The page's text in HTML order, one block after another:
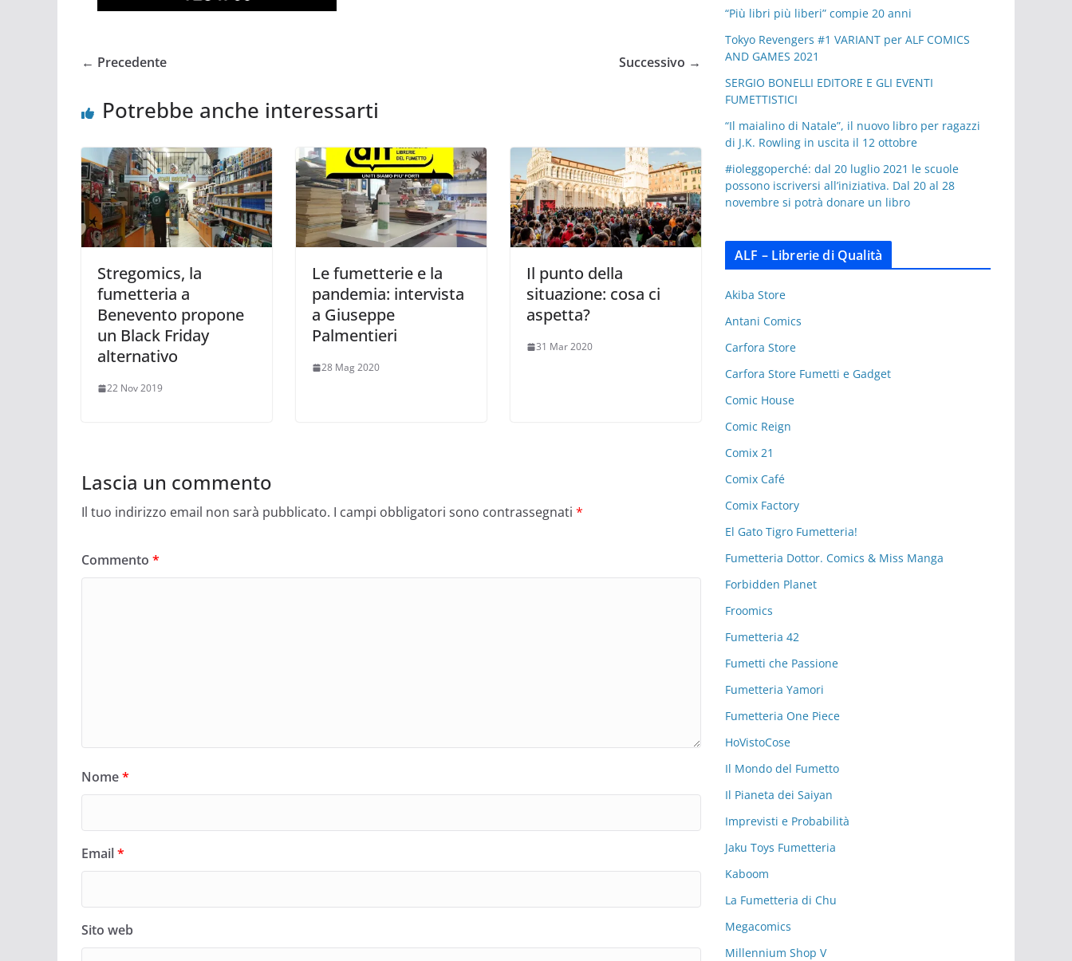
← Precedente Successivo →
Potrebbe anche interessarti
Stregomics, la
fumetteria a
Benevento propone
un Black Friday
alternativo
22 Nov 2019
Le fumetterie e la
pandemia: intervista
a Giuseppe
Palmentieri
28 Mag 2020
Il punto della
situazione: cosa ci
aspetta?
31 Mar 2020
Lascia un commento
Il tuo indirizzo email non sarà pubblicato. I campi obbligatori sono contrassegnati *
Commento *
Nome*
Email*
Sito web
“Più libri più liberi” compie 20 anni
Tokyo Revengers #1 VARIANT per ALF COMICS
AND GAMES 2021
SERGIO BONELLI EDITORE E GLI EVENTI
FUMETTISTICI
“Il maialino di Natale”, il nuovo libro per ragazzi
di J.K. Rowling in uscita il 12 ottobre
#ioleggoperché: dal 20 luglio 2021 le scuole
possono iscriversi all’iniziativa. Dal 20 al 28
novembre si potrà donare un libro
ALF – Librerie di Qualità
Akiba Store
Antani Comics
Carfora Store
Carfora Store Fumetti e Gadget
Comic House
Comic Reign
Comix 21
Comix Café
Comix Factory
El Gato Tigro Fumetteria!
Fumetteria Dottor. Comics & Miss Manga
Forbidden Planet
Froomics
Fumetteria 42
Fumetti che Passione
Fumetteria Yamori
Fumetteria One Piece
HoVistoCose
Il Mondo del Fumetto
Il Pianeta dei Saiyan
Imprevisti e Probabilità
Jaku Toys Fumetteria
Kaboom
La Fumetteria di Chu
Megacomics
Millennium Shop V